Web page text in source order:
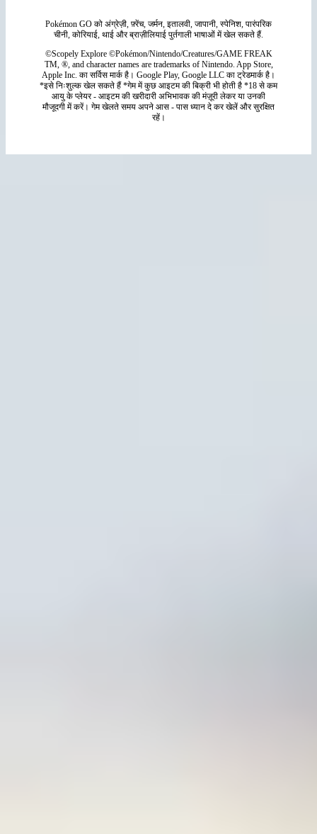
Pokémon GO को अंग्रेज़ी, फ़्रेंच, जर्मन, इतालवी, जापानी, स्पेनिश, पारंपरिक
चीनी, कोरियाई, थाई और ब्राज़ीलियाई पुर्तगाली भाषाओं में खेल सकते हैं.
©Scopely Explore ©Pokémon/Nintendo/Creatures/GAME FREAK
TM, ®, and character names are trademarks of Nintendo. App Store,
Apple Inc. का सर्विस मार्क है। Google Play, Google LLC का ट्रेडमार्क है।
*इसे निःशुल्क खेल सकते हैं *गेम में कुछ आइटम की बिक्री भी होती है *18 से कम
आयु के प्लेयर - आइटम की खरीदारी अभिभावक की मंज़ूरी लेकर या उनकी
मौजूदगी में करें। गेम खेलते समय अपने आस - पास ध्यान दे कर खेलें और सुरक्षित
रहें।